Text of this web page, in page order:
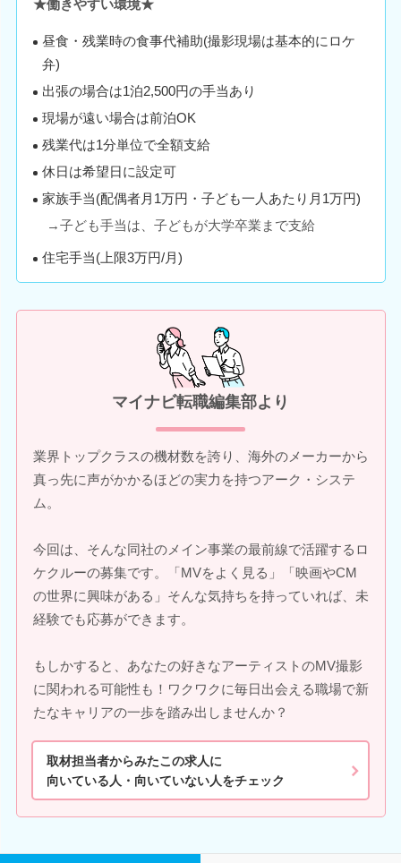
★働きやすい環境★
昼食・残業時の食事代補助(撮影現場は基本的にロケ
弁)
出張の場合は1泊2,500円の手当あり
現場が遠い場合は前泊OK
残業代は1分単位で全額支給
休日は希望日に設定可
家族手当(配偶者月1万円・子ども一人あたり月1万円)
→子ども手当は、子どもが大学卒業まで支給
住宅手当(上限3万円/月)
マイナビ転職編集部より
業界トップクラスの機材数を誇り、海外のメーカーから
真っ先に声がかかるほどの実力を持つアーク・システ
ム。
今回は、そんな同社のメイン事業の最前線で活躍するロ
ケクルーの募集です。「MVをよく見る」「映画やCM
の世界に興味がある」そんな気持ちを持っていれば、未
経験でも応募ができます。
もしかすると、あなたの好きなアーティストのMV撮影
に関われる可能性も！ワクワクに毎日出会える職場で新
たなキャリアの一歩を踏み出しませんか？
取材担当者からみたこの求人に
向いている人・向いていない人をチェック